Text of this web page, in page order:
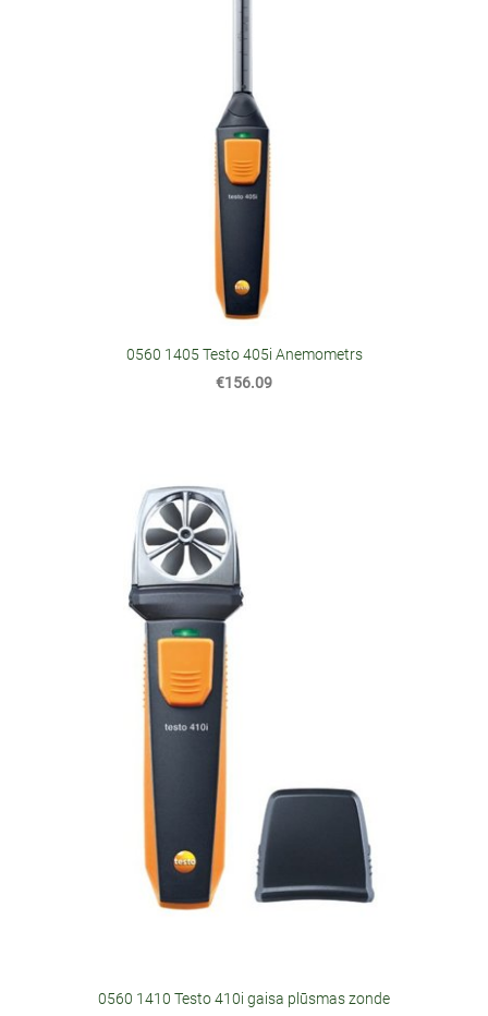
0560 1405 Testo 405i Anemometrs
€156.09
0560 1410 Testo 410i gaisa plūsmas zonde